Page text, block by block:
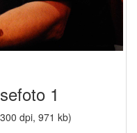
oto 1
dpi, 971 kb)